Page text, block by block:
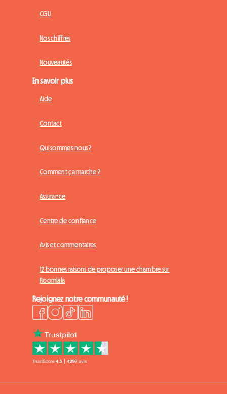
CGU
Nos chiffres
Nouveautés
En savoir plus
Aide
Contact
Qui sommes-nous ?
Comment ça marche ?
Assurance
Centre de confiance
Avis et commentaires
12 bonnes raisons de proposer une chambre sur
Roomlala
Rejoignez notre communauté !